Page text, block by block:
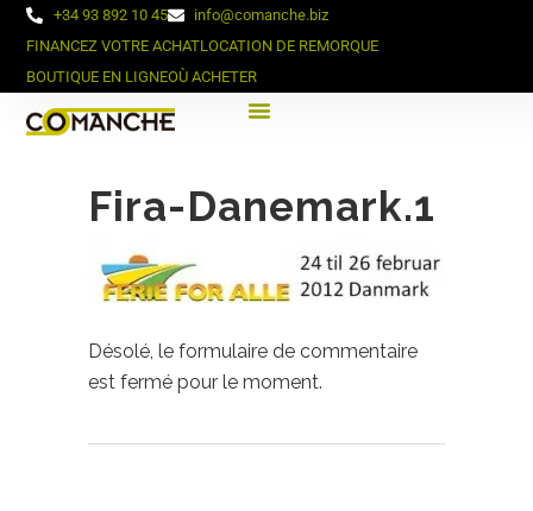
+34 93 892 10 45
info@comanche.biz
FINANCEZ VOTRE ACHATLOCATION DE REMORQUE
BOUTIQUE EN LIGNEOÙ ACHETER
Fira-Danemark.1
Désolé, le formulaire de commentaire
est fermé pour le moment.